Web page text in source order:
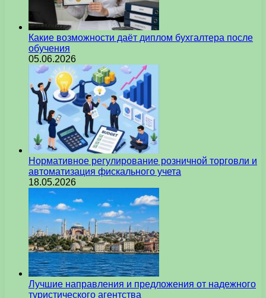
Какие возможности даёт диплом бухгалтера после
обучения
05.06.2026
Нормативное регулирование розничной торговли и
автоматизация фискального учета
18.05.2026
Лучшие направления и предложения от надежного
туристического агентства